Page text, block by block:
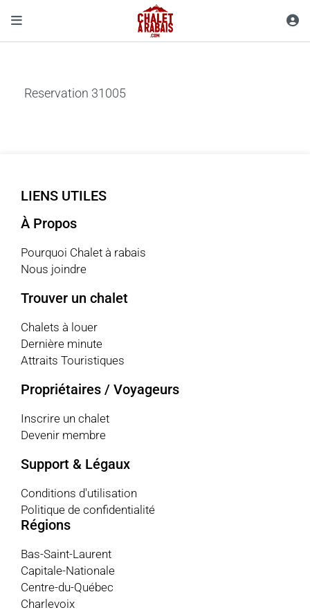
Reservation 31005
LIENS UTILES
À Propos
Pourquoi Chalet à rabais
Nous joindre
Trouver un chalet
Chalets à louer
Dernière minute
Attraits Touristiques
Propriétaires / Voyageurs
Inscrire un chalet
Devenir membre
Support & Légaux
Conditions d'utilisation
Politique de confidentialité
Régions
Bas-Saint-Laurent
Capitale-Nationale
Centre-du-Québec
Charlevoix